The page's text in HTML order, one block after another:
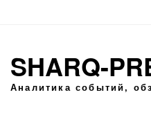
SHARQ-
Аналитика событий,